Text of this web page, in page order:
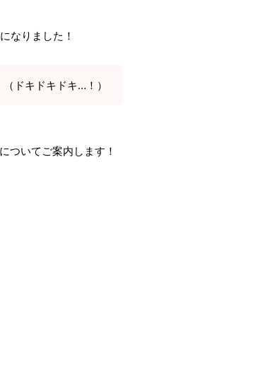
なりました！
ドキドキドキ…！）
ついてご案内します！